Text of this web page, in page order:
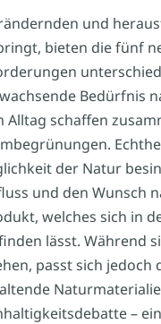
und
bieten die fünf
Bedürfnis
schaffen
der Natur
und den Wunsch
welches sich in
lässt. Während
passt sich jedoch
–